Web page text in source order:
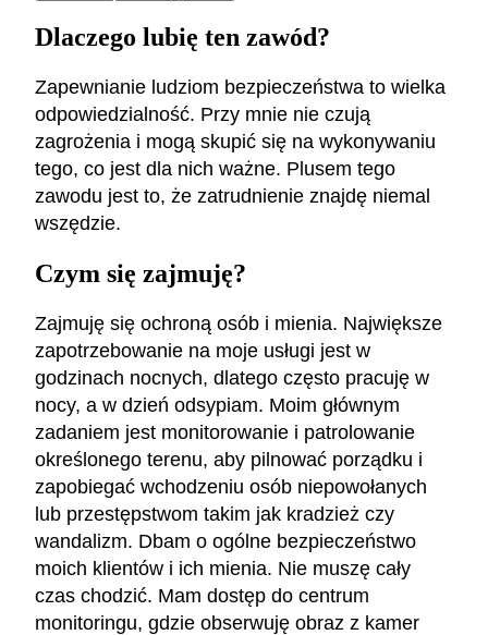
Dlaczego lubię ten zawód?
Zapewnianie ludziom bezpieczeństwa to wielka
odpowiedzialność. Przy mnie nie czują
zagrożenia i mogą skupić się na wykonywaniu
tego, co jest dla nich ważne. Plusem tego
zawodu jest to, że zatrudnienie znajdę niemal
wszędzie.
Czym się zajmuję?
Zajmuję się ochroną osób i mienia. Największe
zapotrzebowanie na moje usługi jest w
godzinach nocnych, dlatego często pracuję w
nocy, a w dzień odsypiam. Moim głównym
zadaniem jest monitorowanie i patrolowanie
określonego terenu, aby pilnować porządku i
zapobiegać wchodzeniu osób niepowołanych
lub przestępstwom takim jak kradzież czy
wandalizm. Dbam o ogólne bezpieczeństwo
moich klientów i ich mienia. Nie muszę cały
czas chodzić. Mam dostęp do centrum
monitoringu, gdzie obserwuję obraz z kamer